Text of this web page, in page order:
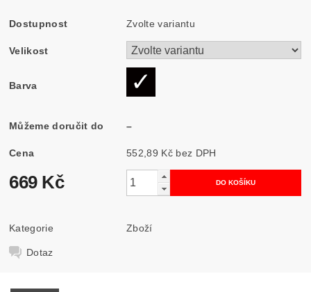
Dostupnost Zvolte variantu
Velikost
Barva
Můžeme doručit do –
Cena 552,89 Kč bez DPH
669 Kč
Kategorie Zboží
Dotaz